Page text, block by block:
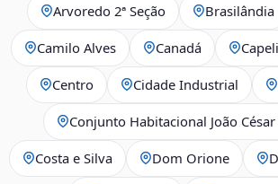
Arvoredo 2ª Seção Brasilândia
Camilo Alves Canadá
Centro Cidade Industrial
Conjunto Habitacional João
Costa e Silva Dom Orione